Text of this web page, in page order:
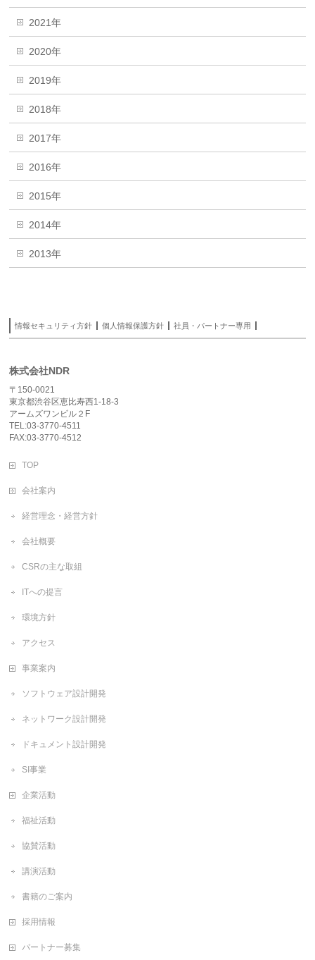
2021年
2020年
2019年
2018年
2017年
2016年
2015年
2014年
2013年
情報セキュリティ方針 個人情報保護方針 社員・パートナー専用
株式会社NDR
〒150-0021
東京都渋谷区恵比寿西1-18-3
アームズワンビル２F
TEL:03-3770-4511
FAX:03-3770-4512
TOP
会社案内
経営理念・経営方針
会社概要
CSRの主な取組
ITへの提言
環境方針
アクセス
事業案内
ソフトウェア設計開発
ネットワーク設計開発
ドキュメント設計開発
SI事業
企業活動
福祉活動
協賛活動
講演活動
書籍のご案内
採用情報
パートナー募集